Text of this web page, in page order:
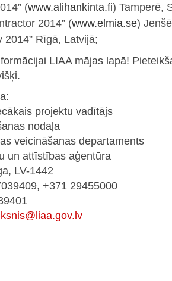
(www.alihankinta.fi) Tamperē,
2014” (www.elmia.se)
2014” Rīgā, Latvijā;
LIAA mājas lapā!
projektu vadītājs
nodaļa
veicināšanas departaments
un attīstības aģentūra
LV-1442
+371 29455000